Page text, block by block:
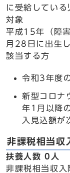
に受給している
対象
平成15年（障
月28日に出生
該当する方
令和3年度
新型コロナ
年1月以降
入見込額が
非課税相当収
扶養人数 0人
非課税相当収入